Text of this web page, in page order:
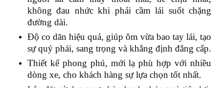
không đau nhức khi phải cầm lái suốt chặng
đường dài.
Độ co dãn hiệu quả, giúp ôm vừa bao tay lái, tạo
sự quý phái, sang trọng và khẳng định đẳng cấp.
Thiết kế phong phú, mới lạ phù hợp với nhiều
dòng xe, cho khách hàng sự lựa chọn tốt nhất.